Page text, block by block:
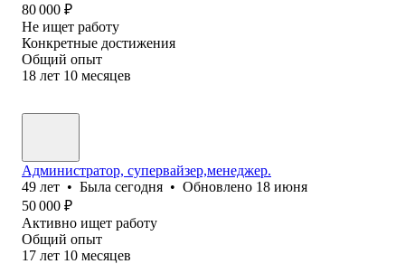
80 000 ₽
Не ищет работу
Конкретные достижения
Общий опыт
18 лет 10 месяцев
Администратор, супервайзер,менеджер.
49 лет • Была сегодня • Обновлено 18 июня
50 000 ₽
Активно ищет работу
Общий опыт
17 лет 10 месяцев